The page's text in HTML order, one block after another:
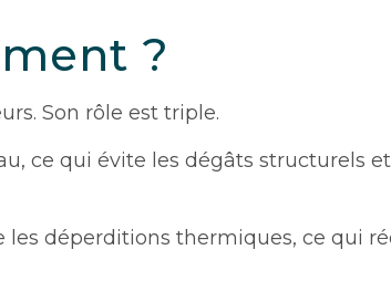
?
Son rôle est triple.
ce qui évite les dégâts structurels
déperditions thermiques, ce qui